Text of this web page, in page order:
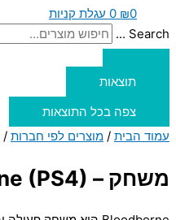
₪0
0 עגלת קניות
Search ...
תוצאות
צפה בכל התוצאות
עמוד הבית / מוצרים לפי חברות /
משחק – Bloodborne (PS4)